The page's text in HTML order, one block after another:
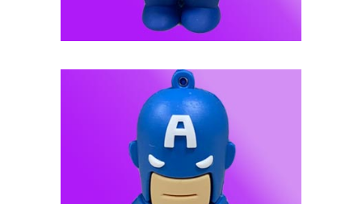
فلش مموری عروسکی -- کد J120